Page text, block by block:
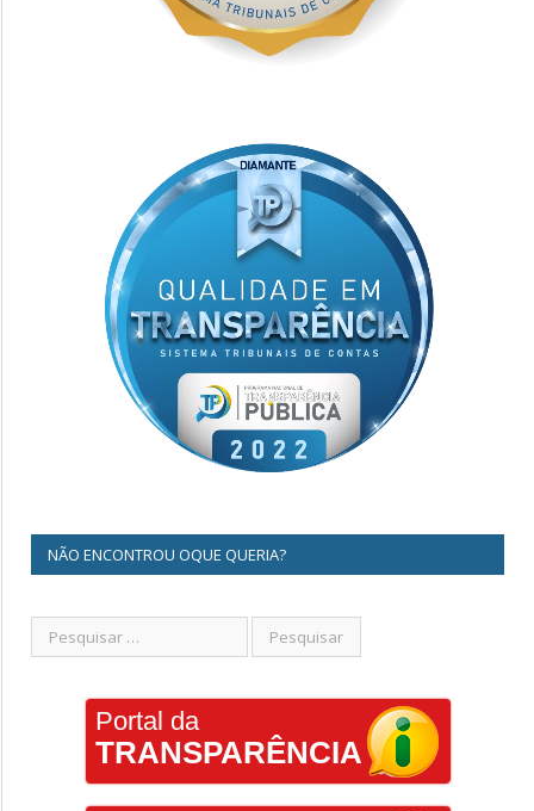
NÃO ENCONTROU OQUE QUERIA?
Portal da
TRANSPARÊNCIA